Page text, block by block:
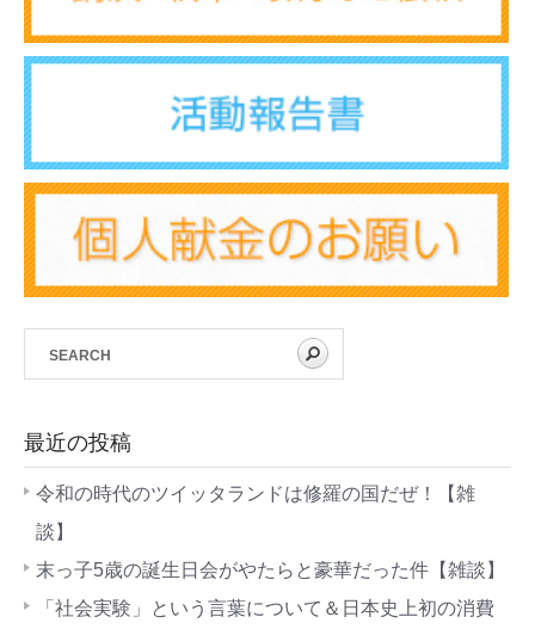
最近の投稿
令和の時代のツイッタランドは修羅の国だぜ！【雑
談】
末っ子5歳の誕生日会がやたらと豪華だった件【雑談】
「社会実験」という言葉について＆日本史上初の消費